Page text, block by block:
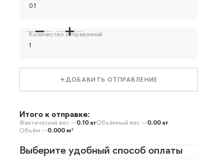
Количество отправлений
ДОБАВИТЬ ОТПРАВЛЕНИЕ
Итого к отправке:
Фактический вес —0.10 кгОбъёмный вес —0.00 кг
Объём —0.000 м³
Выберите удобный способ оплаты